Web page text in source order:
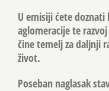
U emisiji ćete
aglomeracije te
čine temelj za daljnji
život.
Poseban naglasak